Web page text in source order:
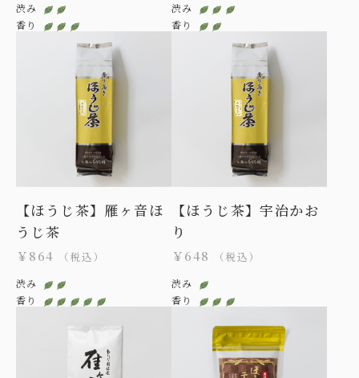
渋み
香り
渋み
香り
【ほうじ茶】雁ヶ音ほ
うじ茶
￥864 （税込）
渋み
香り
【ほうじ茶】宇治かお
り
￥648 （税込）
渋み
香り